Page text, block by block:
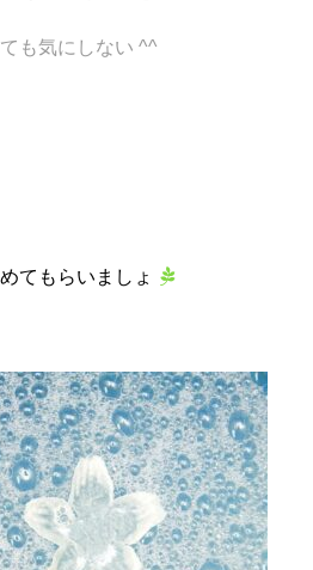
も気にしない ^^
てもらいましょ